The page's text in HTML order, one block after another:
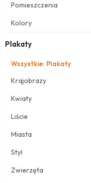
Pomieszczenia
Kolory
Plakaty
Wszystkie: Plakaty
Krajobrazy
Kwiaty
Liście
Miasta
Styl
Zwierzęta